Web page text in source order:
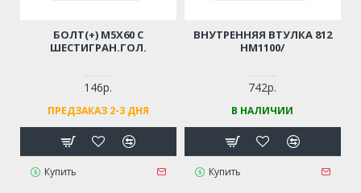
БОЛТ(+) M5Х60 С
ШЕСТИГРАН.ГОЛ.
146р.
ПРЕДЗАКАЗ 2-3 ДНЯ
Купить
ВНУТРЕННЯЯ ВТУЛКА 812
HM1100/
742р.
В НАЛИЧИИ
Купить